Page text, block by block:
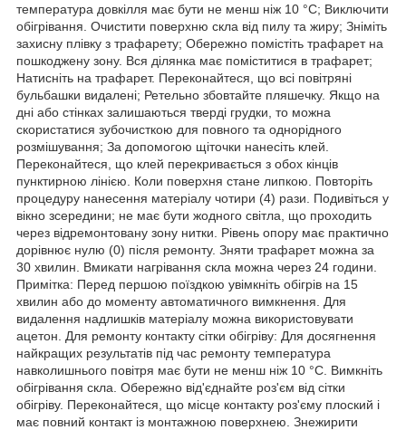
температура довкілля має бути не менш ніж 10 °C; Виключити
обігрівання. Очистити поверхню скла від пилу та жиру; Зніміть
захисну плівку з трафарету; Обережно помістіть трафарет на
пошкоджену зону. Вся ділянка має поміститися в трафарет;
Натисніть на трафарет. Переконайтеся, що всі повітряні
бульбашки видалені; Ретельно збовтайте пляшечку. Якщо на
дні або стінках залишаються тверді грудки, то можна
скористатися зубочисткою для повного та однорідного
розмішування; За допомогою щіточки нанесіть клей.
Переконайтеся, що клей перекривається з обох кінців
пунктирною лінією. Коли поверхня стане липкою. Повторіть
процедуру нанесення матеріалу чотири (4) рази. Подивіться у
вікно зсередини; не має бути жодного світла, що проходить
через відремонтовану зону нитки. Рівень опору має практично
дорівнює нулю (0) після ремонту. Зняти трафарет можна за
30 хвилин. Вмикати нагрівання скла можна через 24 години.
Примітка: Перед першою поїздкою увімкніть обігрів на 15
хвилин або до моменту автоматичного вимкнення. Для
видалення надлишків матеріалу можна використовувати
ацетон. Для ремонту контакту сітки обігріву: Для досягнення
найкращих результатів під час ремонту температура
навколишнього повітря має бути не менш ніж 10 °C. Вимкніть
обігрівання скла. Обережно від'єднайте роз'єм від сітки
обігріву. Переконайтеся, що місце контакту роз'єму плоский і
має повний контакт із монтажною поверхнею. Знежирити